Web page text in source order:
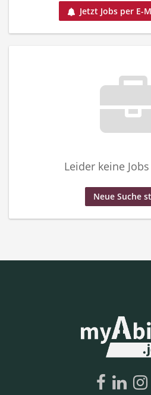
Jetzt Jobs per E-
Leider keine
Neue Suche